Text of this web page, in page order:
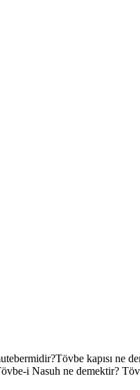
kapısı ne
i Nasuh ne demektir?